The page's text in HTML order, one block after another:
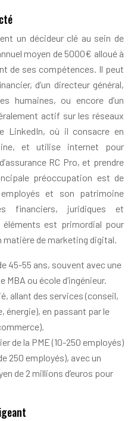
un décideur clé au sein de
moyen de 5000€ alloué à
de ses compétences. Il peut
d’un directeur général,
humaines, ou encore d’un
actif sur les réseaux
LinkedIn, où il consacre en
et utilise internet pour
RC Pro, et prendre
préoccupation est de
et son patrimoine
financiers, juridiques et
éléments est primordial pour
de marketing digital.
45-55 ans, souvent avec une
ou école d’ingénieur.
allant des services (conseil,
énergie), en passant par le
de la PME (10-250 employés)
250 employés), avec un
de 2 millions d’euros pour